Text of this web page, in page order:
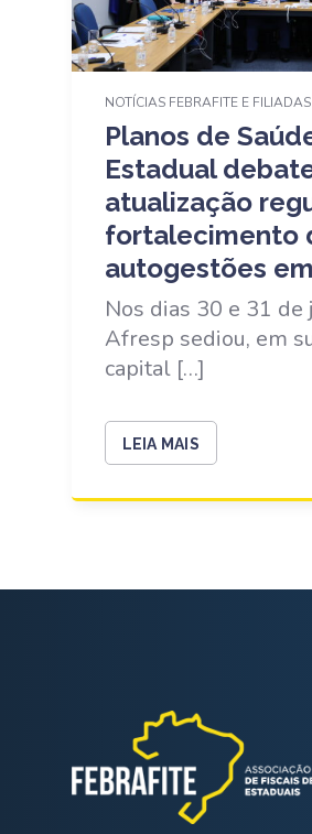
NOTÍCIAS FEBRAFITE E FILIADAS
Planos de
Estadual
atualização
fortalecimento
autogestões
Nos dias 30 e 31 de
Afresp sediou, em
capital […]
LEIA MAIS